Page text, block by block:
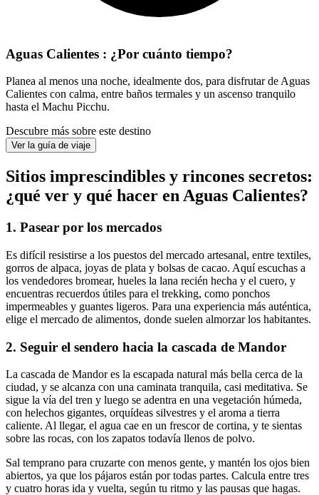
Aguas Calientes : ¿Por cuánto tiempo?
Planea al menos una noche, idealmente dos, para disfrutar de Aguas
Calientes con calma, entre baños termales y un ascenso tranquilo
hasta el Machu Picchu.
Descubre más sobre este destino
Ver la guía de viaje
Sitios imprescindibles y rincones secretos:
¿qué ver y qué hacer en Aguas Calientes?
1. Pasear por los mercados
Es difícil resistirse a los puestos del mercado artesanal, entre textiles,
gorros de alpaca, joyas de plata y bolsas de cacao. Aquí escuchas a
los vendedores bromear, hueles la lana recién hecha y el cuero, y
encuentras recuerdos útiles para el trekking, como ponchos
impermeables y guantes ligeros. Para una experiencia más auténtica,
elige el mercado de alimentos, donde suelen almorzar los habitantes.
2. Seguir el sendero hacia la cascada de Mandor
La cascada de Mandor es la escapada natural más bella cerca de la
ciudad, y se alcanza con una caminata tranquila, casi meditativa. Se
sigue la vía del tren y luego se adentra en una vegetación húmeda,
con helechos gigantes, orquídeas silvestres y el aroma a tierra
caliente. Al llegar, el agua cae en un frescor de cortina, y te sientas
sobre las rocas, con los zapatos todavía llenos de polvo.
Sal temprano para cruzarte con menos gente, y mantén los ojos bien
abiertos, ya que los pájaros están por todas partes. Calcula entre tres
y cuatro horas ida y vuelta, según tu ritmo y las pausas que hagas.